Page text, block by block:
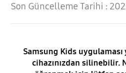
Son Güncelleme Tarihi :
Samsung Kids
cihazınızdan silinebilir.